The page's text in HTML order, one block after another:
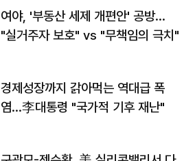
여야, '부동산 세제 개편안' 공방…
"실거주자 보호" vs "무책임의 극치"
경제성장까지 갉아먹는 역대급 폭
염…李대통령 "국가적 기후 재난"